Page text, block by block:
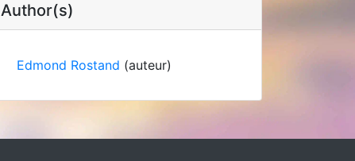
Author(s)
Edmond Rostand (auteur)